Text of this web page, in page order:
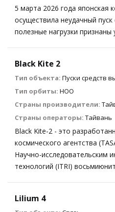
5 марта 2026 года японская
осуществила неудачный
полезные нагрузки признаны
Black Kite 2
Тип объекта: Пуски средств
Тип орбиты: НОО
Страны производители:
Страны операторы: Тайвань
Black Kite-2 - это
космического агентства
Научно-исследовательским
технологий (ITRI)
Lilium 4